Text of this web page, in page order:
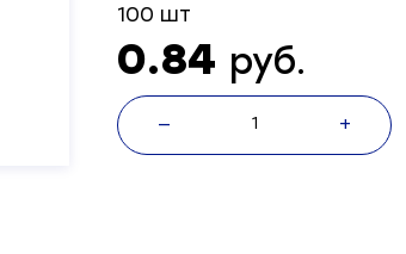
100 шт
0.84 руб.
— +